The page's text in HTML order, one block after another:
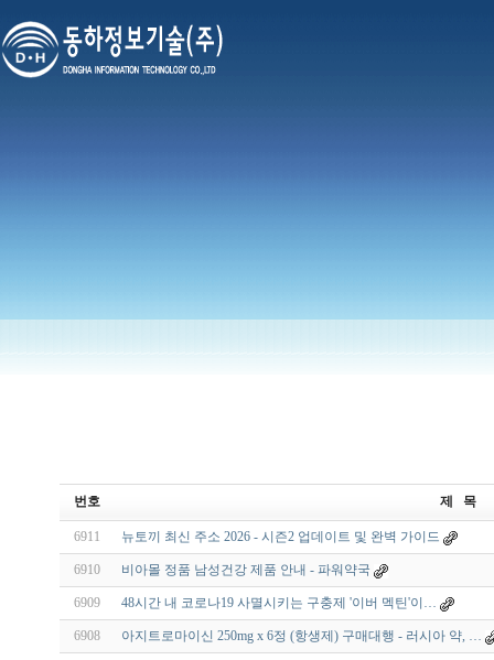
번호 제 목
6911 뉴토끼 최신 주소 2026 - 시즌2 업데이트 및 완벽 가이드
6910 비아몰 정품 남성건강 제품 안내 - 파워약국
6909 48시간 내 코로나19 사멸시키는 구충제 '이버 멕틴'이…
6908 아지트로마이신 250mg x 6정 (항생제) 구매대행 - 러시아 약, …